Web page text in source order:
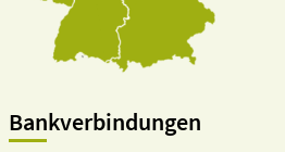
Bankverbindungen